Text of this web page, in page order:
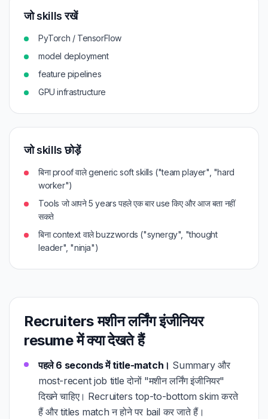
जो skills रखें
PyTorch / TensorFlow
model deployment
feature pipelines
GPU infrastructure
जो skills छोड़ें
बिना proof वाले generic soft skills ("team player", "hard
worker")
Tools जो आपने 5 years पहले एक बार use किए और आज बता नहीं
सकते
बिना context वाले buzzwords ("synergy", "thought
leader", "ninja")
Recruiters मशीन लर्निंग इंजीनियर
resume में क्या देखते हैं
पहले 6 seconds में title-match। Summary और
most-recent job title दोनों "मशीन लर्निंग इंजीनियर"
दिखने चाहिए। Recruiters top-to-bottom skim करते
हैं और titles match न होने पर bail कर जाते हैं।